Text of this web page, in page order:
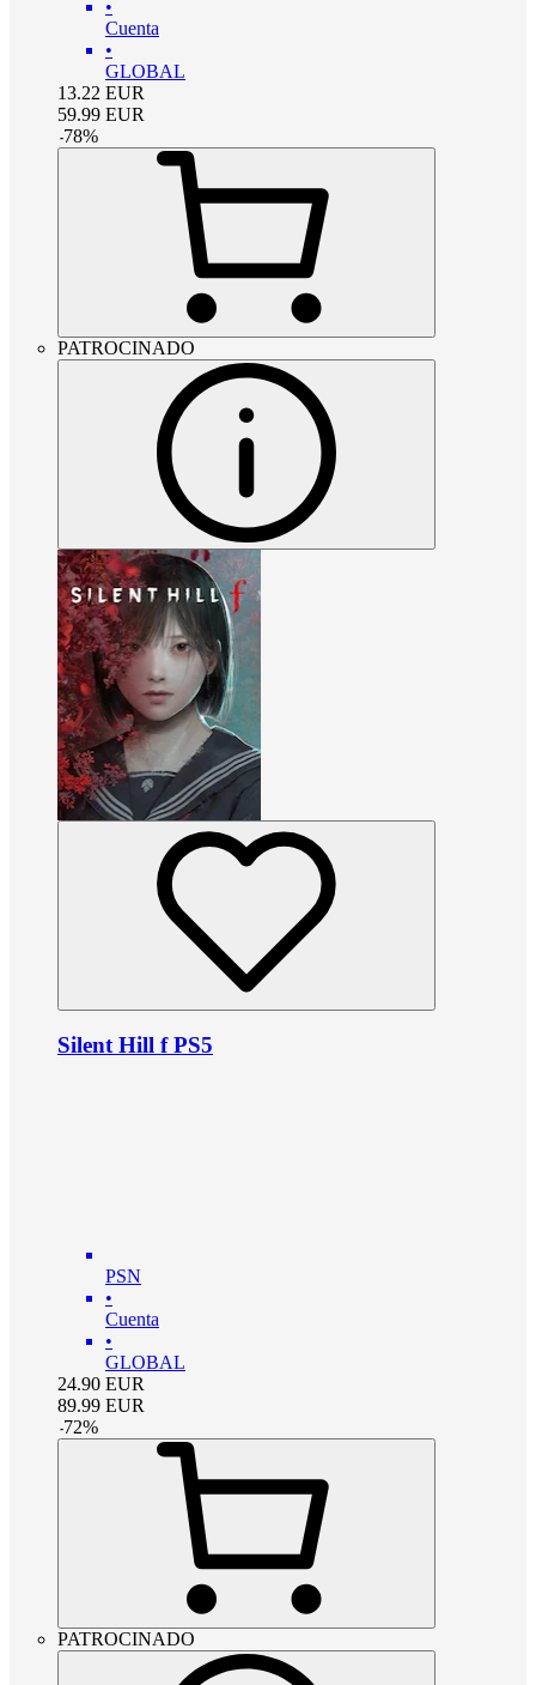
•
Cuenta
•
GLOBAL
13.22 EUR
59.99 EUR
-78%
PATROCINADO
Silent Hill f PS5
PSN
•
Cuenta
•
GLOBAL
24.90 EUR
89.99 EUR
-72%
PATROCINADO